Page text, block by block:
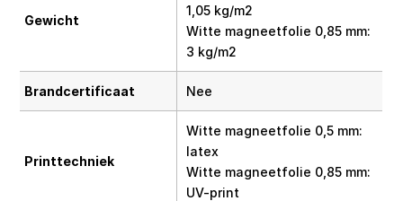
Gewicht
1,05 kg/m2
Witte magneetfolie 0,85 mm:
3 kg/m2
Brandcertificaat Nee
Printtechniek
Witte magneetfolie 0,5 mm:
latex
Witte magneetfolie 0,85 mm:
UV-print